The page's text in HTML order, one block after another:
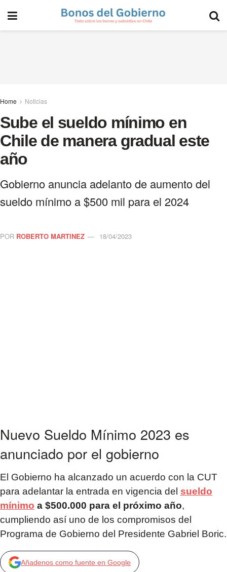
Home Noticias
Sube el sueldo mínimo en
Chile de manera gradual este
año
Gobierno anuncia adelanto de aumento del
sueldo mínimo a $500 mil para el 2024
POR ROBERTO MARTINEZ 18/04/2023
Nuevo Sueldo Mínimo 2023 es
anunciado por el gobierno
El Gobierno ha alcanzado un acuerdo con la CUT
para adelantar la entrada en vigencia del sueldo
mínimo a $500.000 para el próximo año,
cumpliendo así uno de los compromisos del
Programa de Gobierno del Presidente Gabriel Boric.
Añadenos como fuente en Google